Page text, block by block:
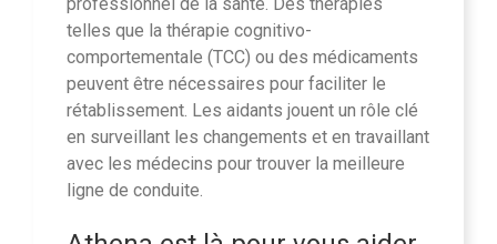
telles que la thérapie cognitivo-
comportementale (TCC) ou des médicaments
peuvent être nécessaires pour faciliter le
rétablissement. Les aidants jouent un rôle clé
en surveillant les changements et en travaillant
avec les médecins pour trouver la meilleure
ligne de conduite.